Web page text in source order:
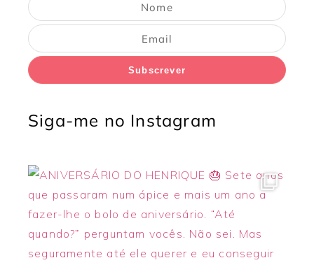
Subscrever
Siga-me no Instagram